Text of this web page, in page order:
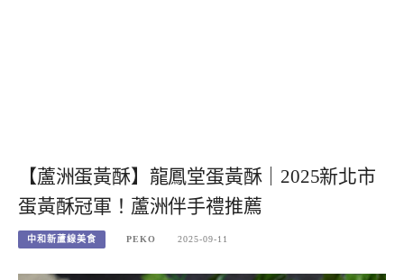
【蘆洲蛋黃酥】龍鳳堂蛋黃酥｜2025新北市
蛋黃酥冠軍！蘆洲伴手禮推薦
中和新蘆線美食 PEKO 2025-09-11